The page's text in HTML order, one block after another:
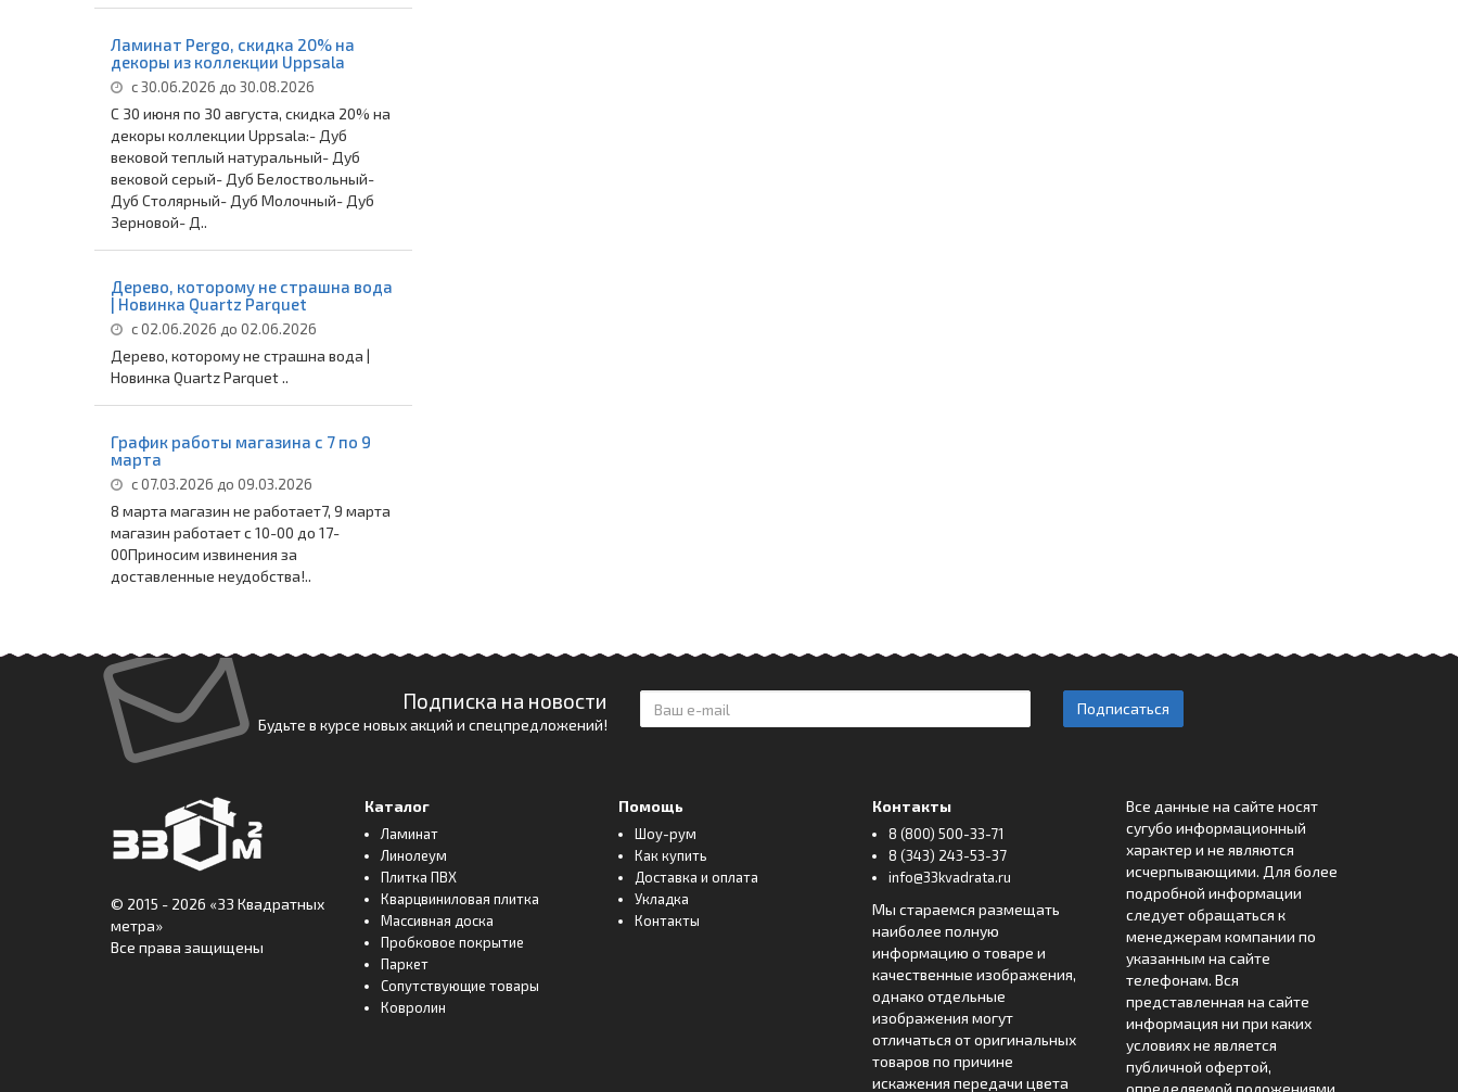
Ламинат Pergo, скидка 20% на
декоры из коллекции Uppsala
с 30.06.2026 до 30.08.2026
С 30 июня по 30 августа, скидка 20% на
декоры коллекции Uppsala:- Дуб
вековой теплый натуральный- Дуб
вековой серый- Дуб Белоствольный-
Дуб Столярный- Дуб Молочный- Дуб
Зерновой- Д..
Дерево, которому не страшна вода
| Новинка Quartz Parquet
с 02.06.2026 до 02.06.2026
Дерево, которому не страшна вода |
Новинка Quartz Parquet ..
График работы магазина с 7 по 9
марта
с 07.03.2026 до 09.03.2026
8 марта магазин не работает7, 9 марта
магазин работает с 10-00 до 17-
00Приносим извинения за
доставленные неудобства!..
Подписка на новости
Будьте в курсе новых акций и спецпредложений!
Подписаться
© 2015 - 2026 «33 Квадратных
метра»
Все права защищены
Каталог
Ламинат
Линолеум
Плитка ПВХ
Кварцвиниловая плитка
Массивная доска
Пробковое покрытие
Паркет
Сопутствующие товары
Ковролин
Помощь
Шоу-рум
Как купить
Доставка и оплата
Укладка
Контакты
Контакты
8 (800) 500-33-71
8 (343) 243-53-37
info@33kvadrata.ru
Мы стараемся размещать
наиболее полную
информацию о товаре и
качественные изображения,
однако отдельные
изображения могут
отличаться от оригинальных
товаров по причине
искажения передачи цвета
Все данные на сайте носят
сугубо информационный
характер и не являются
исчерпывающими. Для более
подробной информации
следует обращаться к
менеджерам компании по
указанным на сайте
телефонам. Вся
представленная на сайте
информация ни при каких
условиях не является
публичной офертой,